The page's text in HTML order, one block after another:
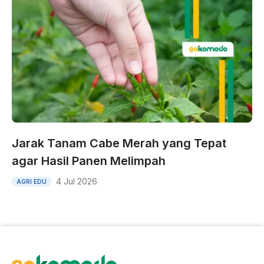
Jarak Tanam Cabe Merah yang Tepat
agar Hasil Panen Melimpah
AGRI EDU 4 Jul 2026